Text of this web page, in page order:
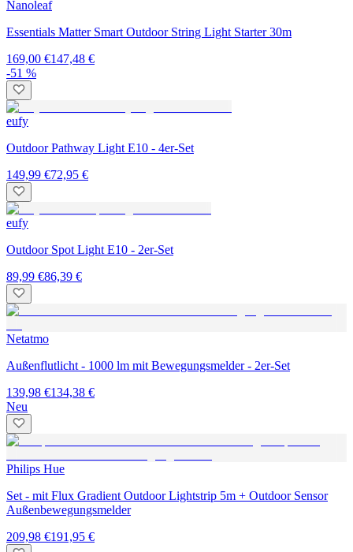
Nanoleaf
Essentials Matter Smart Outdoor String Light Starter 30m
169,00 €147,48 €
-51 %
eufy
Outdoor Pathway Light E10 - 4er-Set
149,99 €72,95 €
eufy
Outdoor Spot Light E10 - 2er-Set
89,99 €86,39 €
Netatmo
Außenflutlicht - 1000 lm mit Bewegungsmelder - 2er-Set
139,98 €134,38 €
Neu
Philips Hue
Set - mit Flux Gradient Outdoor Lightstrip 5m + Outdoor Sensor
Außenbewegungsmelder
209,98 €191,95 €